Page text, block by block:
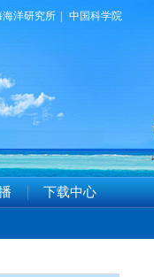
洋研究所 中国科学院
下载中心